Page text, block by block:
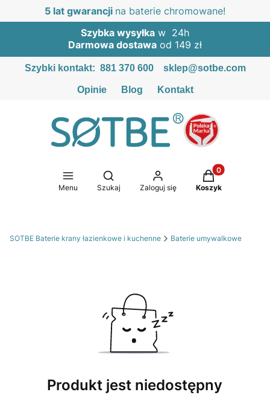
5 lat gwarancji na baterie chromowane!
Szybka wysyłka w 24h
Darmowa dostawa od 149 zł
Szybki kontakt: 881 370 600 sklep@sotbe.com
Opinie Blog Kontakt
Menu
Otwórz wyszukiwarkę
Szukaj Zaloguj się
Produkty w
Koszyk
SOTBE Baterie krany łazienkowe i kuchenne Baterie umywalkowe
Produkt jest niedostępny